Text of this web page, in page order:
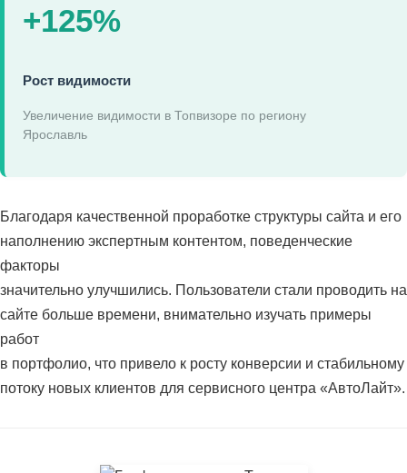
+125%
Рост видимости
Увеличение видимости в Топвизоре по региону
Ярославль
Благодаря качественной проработке структуры сайта и его
наполнению экспертным контентом, поведенческие
факторы
значительно улучшились. Пользователи стали проводить на
сайте больше времени, внимательно изучать примеры
работ
в портфолио, что привело к росту конверсии и стабильному
потоку новых клиентов для сервисного центра «АвтоЛайт».